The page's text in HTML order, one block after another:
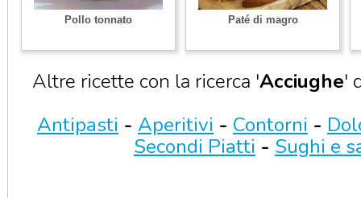
Pollo tonnato Paté di magro
Altre ricette con la ricerca 'Acciughe'
Antipasti - Aperitivi - Contorni -
Secondi Piatti - Sughi e